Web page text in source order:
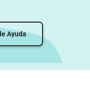
Ayuda